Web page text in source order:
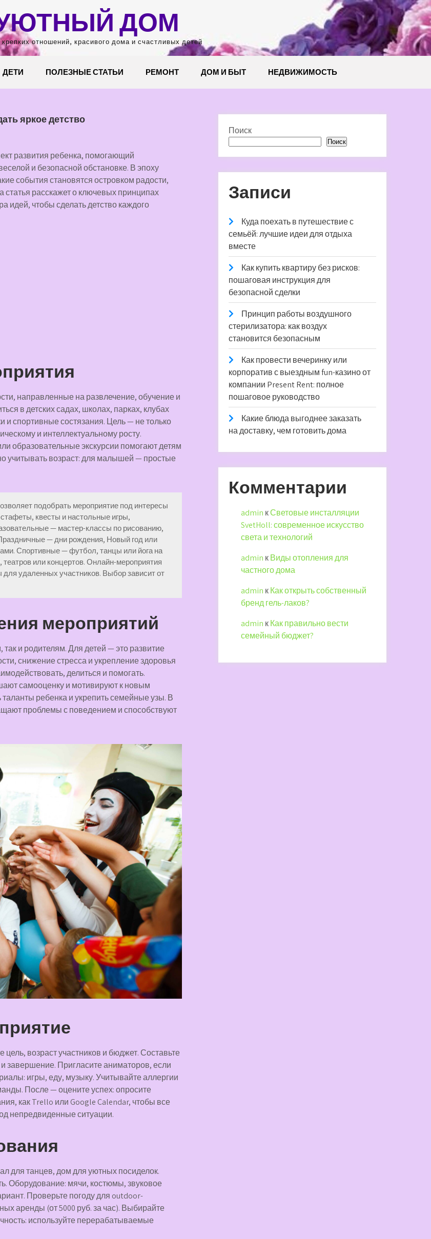
ДОМ
отношений, красивого дома и счастливых детей
ДЕТИ ПОЛЕЗНЫЕ СТАТЬИ РЕМОНТ ДОМ И БЫТ НЕДВИЖИМОСТЬ
яркое детство
развития ребенка, помогающий
и безопасной обстановке. В эпоху
события становятся островком радости,
статья расскажет о ключевых принципах
идей, чтобы сделать детство каждого
направленные на развлечение, обучение и
в детских садах, школах, парках, клубах
спортивные состязания. Цель — не только
и интеллектуальному росту.
образовательные экскурсии помогают детям
учитывать возраст: для малышей — простые
подобрать мероприятие под интересы
квесты и настольные игры,
— мастер-классы по рисованию,
— дни рождения, Новый год или
Спортивные — футбол, танцы или йога на
или концертов. Онлайн-мероприятия
удаленных участников. Выбор зависит от
мероприятий
и родителям. Для детей — это развитие
снижение стресса и укрепление здоровья
делиться и помогать.
самооценку и мотивируют к новым
ребенка и укрепить семейные узы. В
проблемы с поведением и способствуют
возраст участников и бюджет. Составьте
завершение. Пригласите аниматоров, если
игры, еду, музыку. Учитывайте аллергии
После — оцените успех: опросите
как Trello или Google Calendar, чтобы все
непредвиденные ситуации.
для танцев, дом для уютных посиделок.
Оборудование: мячи, костюмы, звуковое
Проверьте погоду для outdoor-
аренды (от 5000 руб. за час). Выбирайте
используйте перерабатываемые
Поиск
Поиск
Записи
Куда поехать в путешествие с
семьёй: лучшие идеи для отдыха
вместе
Как купить квартиру без рисков:
пошаговая инструкция для
безопасной сделки
Принцип работы воздушного
стерилизатора: как воздух
становится безопасным
Как провести вечеринку или
корпоратив с выездным fun-казино от
компании Present Rent: полное
пошаговое руководство
Какие блюда выгоднее заказать
на доставку, чем готовить дома
Комментарии
admin кСветовые инсталляции
SvetHoll: современное искусство
света и технологий
admin кВиды отопления для
частного дома
admin кКак открыть собственный
бренд гель-лаков?
admin кКак правильно вести
семейный бюджет?